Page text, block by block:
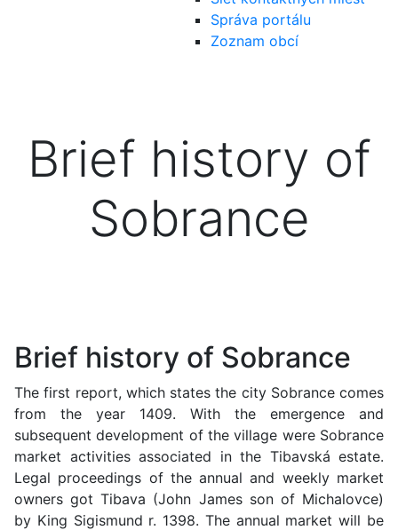
Správa portálu
Zoznam obcí
Brief history of
Sobrance
Brief history of Sobrance
The first report, which states the city Sobrance comes
from the year 1409. With the emergence and
subsequent development of the village were Sobrance
market activities associated in the Tibavská estate.
Legal proceedings of the annual and weekly market
owners got Tibava (John James son of Michalovce)
by King Sigismund r. 1398. The annual market will be